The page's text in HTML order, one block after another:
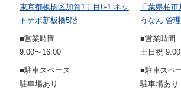
東京都板橋区加賀1丁目6-1 ネッ
トデポ新板橋5階
■営業時間
9:00〜16:00
■駐車スペース
駐車場あり
千葉県柏市
うなん 管
■営業時間
土日祝
■駐車スペ
駐車場あり